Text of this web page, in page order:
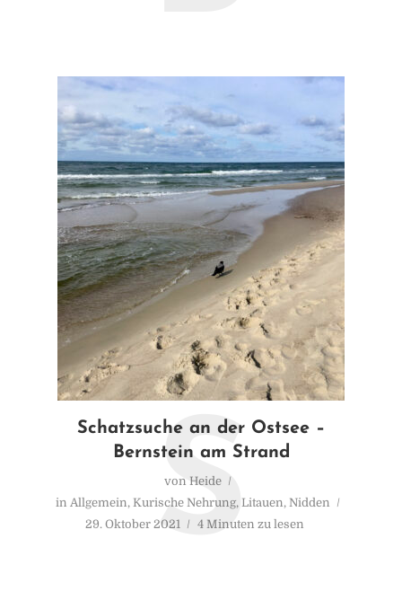
Schatzsuche an der Ostsee –
Bernstein am Strand
von Heide
in Allgemein, Kurische Nehrung, Litauen, Nidden
29. Oktober 2021
4 Minuten zu lesen
S